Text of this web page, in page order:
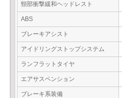
頸部衝撃緩和ヘッドレスト
ABS
ブレーキアシスト
アイドリングストップシステム
ランフラットタイヤ
エアサスペンション
ブレーキ系装備